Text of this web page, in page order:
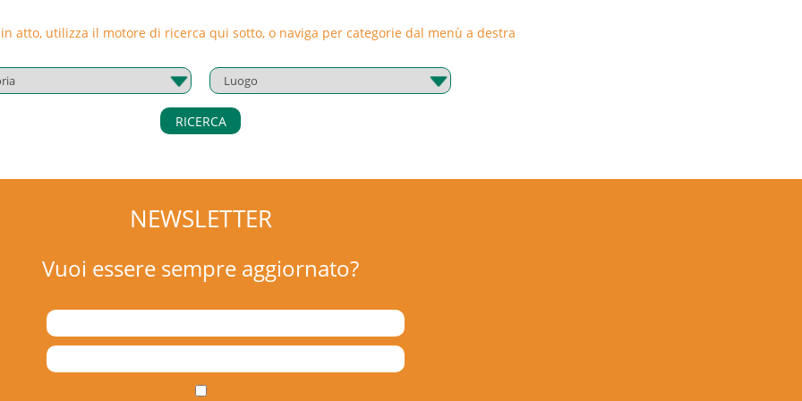
Fornire soluzioni organizzative alle imprese;
al fine di illustrare le caratteristiche di base
i problemi, utilizzare fonti pertinenti nel
conclusioni ragionate, scegliere tra le
Il network negli studi di
Natura, funzioni e ruolo dei vari strumenti di
migliore; L’ambiente di riferimento;
La microstruttura del lavoro; Le forme
organizzativa: il gruppo; Le caratteristiche
atto, utilizza il motore di ricerca qui sotto, o naviga per categorie dal menù a destra
RICERCA
NEWSLETTER
Vuoi essere sempre aggiornato?